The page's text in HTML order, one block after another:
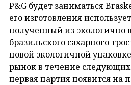
P&G будет заниматься
его изготовления
полученный из экологично
бразильского сахарного
новой экологичной
рынок в течение
первая партия появится на